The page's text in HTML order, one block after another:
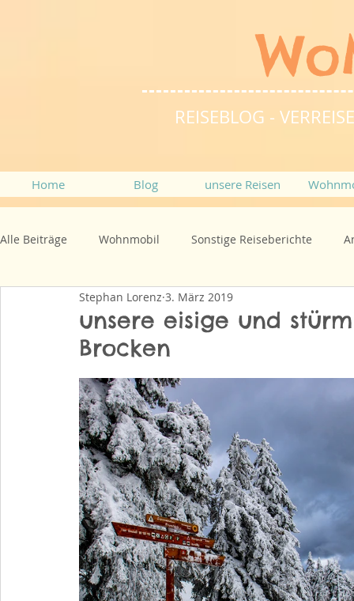
REISEBLOG -
Home Blog unsere Reisen
Alle Beiträge Wohnmobil Sonstige Reiseberichte
unsere eisige und
Brocken
Stephan Lorenz 3. März 2019